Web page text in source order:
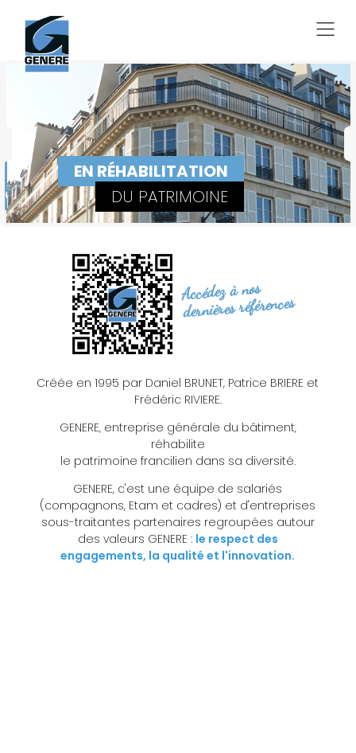
EN RÉHABILITATION
DU PATRIMOINE
Accédez à nos
dernières références
Créée en 1995 par Daniel BRUNET, Patrice BRIERE et
Frédéric RIVIERE.
GENERE, entreprise générale du bâtiment,
réhabilite
le patrimoine francilien dans sa diversité.
GENERE, c'est une équipe de salariés
(compagnons, Etam et cadres) et d'entreprises
sous-traitantes partenaires regroupées autour
des valeurs GENERE : le respect des
engagements, la qualité et l'innovation.